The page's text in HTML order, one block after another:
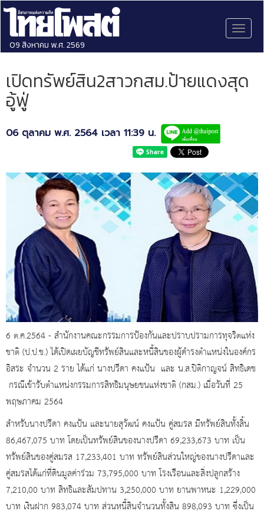
09 สิงหาคม พ.ศ. 2569
เปิดทรัพย์สิน2สาวกสม.ป้ายแดงสุด
อู้ฟู่
06 ตุลาคม พ.ศ. 2564 เวลา 11:39 น.
6 ต.ค.2564 - ​สำนักงานคณะกรรมการป้องกันและปราบปรามการทุจริตแห่ง
ชาติ​ (ป.ป.ช.) ได้เปิดเผยบัญชีทรัพย์สินและหนี้สินของผู้ดำรงตำแหน่งในองค์กร
อิสระ จำนวน 2 ราย ได้แก่ นางปรีดา​ คงแป้น และ น.ส.ปิติกาญจน์ สิทธิเดช
กรณีเข้ารับตำแหน่งกรรมการสิทธิมนุษยชนแห่งชาติ​ (กสม.)​ เมื่อวันที่ 25
พฤษภาคม 2564
สำหรับนางปรีดา​ คงแป้น และนายสุวัฒน์​ คงแป้น​​ คู่สมรส มีทรัพย์สินทั้งสิ้น​
86,467,075 บาท​ โดยเป็นทรัพย์สินของ​นางปรีดา​ 69,233,673 บาท​ เป็น
ทรัพย์สินของคู่สมรส​ 17,233,401 บาท​ ทรัพย์สินส่วนใหญ่ของนางปรีดาและ
คู่สมรส​ได้แก่ที่ดิน​มูลค่าร่วม​ 73,795,000 บาท​ โรงเรือนและสิ่งปลูกสร้าง​
7,210,00 บาท​ สิทธิและสัมปทาน 3,250,000 บาท​ ยานพาหนะ​ 1,229,000
บาท​ เงินฝาก​ 983,074 บาท​ ส่วนหนี้สิน​จำนวนทั้งสิน​ 898,093 บาท​ ​ซึ่งเป็น